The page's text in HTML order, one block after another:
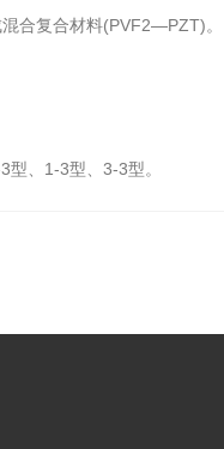
合复合材料(PVF2—PZT)。
、1-3型、3-3型。